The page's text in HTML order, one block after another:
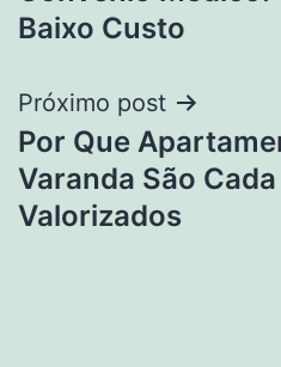
Post
Baixo Custo
Próximo post
Por Que
Varanda São
Valorizados